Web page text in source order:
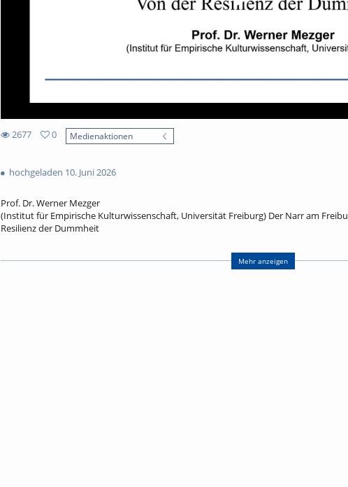
2677
views
0
Medienaktionen
hochgeladen 10. Juni 2026
Prof. Dr. Werner Mezger
(Institut für Empirische Kulturwissenschaft, Universität Freiburg) Der Narr am
Resilienz der Dummheit
allerdings wenig zu tun. Vielmehr ist er steinerner Zeuge jener Konjunktur der
Narrenschiff begann, 1511 durch das Lob der Torheit des Erasmus von Rotterdam
Mehr anzeigen